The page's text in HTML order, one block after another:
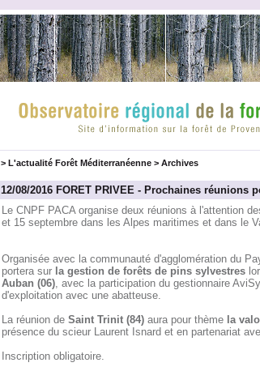
> L'actualité Forêt Méditerranéenne> Archives
12/08/2016 FORET PRIVEE - Prochaines réunions
Le CNPF PACA organise deux réunions à l'attention
et 15 septembre dans les Alpes maritimes et dans le
Organisée avec la communauté d'agglomération du
portera sur la gestion de forêts de pins sylvestres
Auban (06), avec la participation du gestionnaire
d'exploitation avec une abatteuse.
La réunion de Saint Trinit (84)aura pour thème la
présence du scieur Laurent Isnard et en partenariat
Inscription obligatoire.